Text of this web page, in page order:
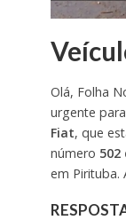
Olá, Folha
urgente
Fiat, que
número 502
em Pirituba.